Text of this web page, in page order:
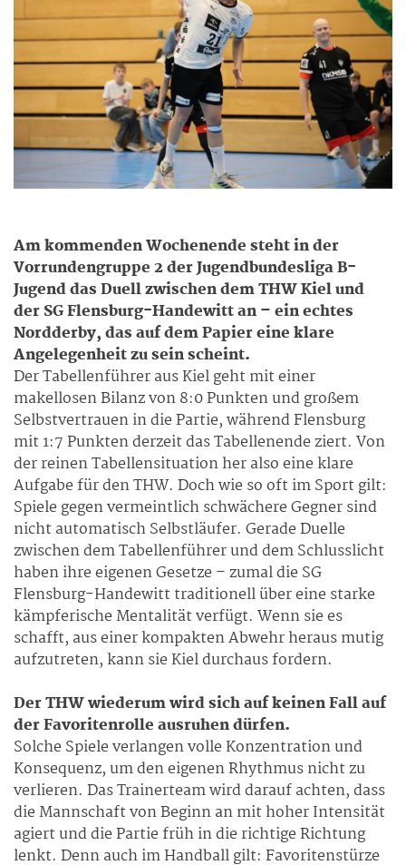
Am kommenden Wochenende steht in der
Vorrundengruppe 2 der Jugendbundesliga B-
Jugend das Duell zwischen dem THW Kiel und
der SG Flensburg-Handewitt an – ein echtes
Nordderby, das auf dem Papier eine klare
Angelegenheit zu sein scheint.
Der Tabellenführer aus Kiel geht mit einer
makellosen Bilanz von 8:0 Punkten und großem
Selbstvertrauen in die Partie, während Flensburg
mit 1:7 Punkten derzeit das Tabellenende ziert. Von
der reinen Tabellensituation her also eine klare
Aufgabe für den THW. Doch wie so oft im Sport gilt:
Spiele gegen vermeintlich schwächere Gegner sind
nicht automatisch Selbstläufer. Gerade Duelle
zwischen dem Tabellenführer und dem Schlusslicht
haben ihre eigenen Gesetze – zumal die SG
Flensburg-Handewitt traditionell über eine starke
kämpferische Mentalität verfügt. Wenn sie es
schafft, aus einer kompakten Abwehr heraus mutig
aufzutreten, kann sie Kiel durchaus fordern.
Der THW wiederum wird sich auf keinen Fall auf
der Favoritenrolle ausruhen dürfen.
Solche Spiele verlangen volle Konzentration und
Konsequenz, um den eigenen Rhythmus nicht zu
verlieren. Das Trainerteam wird darauf achten, dass
die Mannschaft von Beginn an mit hoher Intensität
agiert und die Partie früh in die richtige Richtung
lenkt. Denn auch im Handball gilt: Favoritenstürze